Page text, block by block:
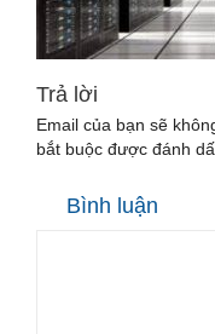
Trả lời
Email của bạn sẽ
bắt buộc được đánh
Bình luận